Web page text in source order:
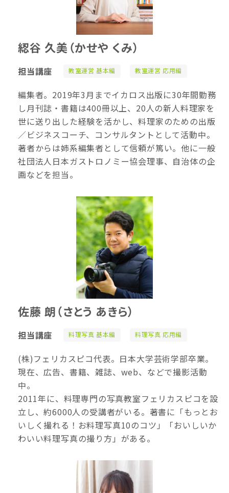
綛谷 久美 （かせや くみ）
担当講座 教室運営 基本編 教室運営 応用編
編集者。2019年3月までイカロス出版に30年間勤務
し月刊誌・書籍は400冊以上、20人の新人料理家を
世に送り出した経験を活かし、料理家のための出版
／ビジネスコーチ、コンサルタントとして活動中。
著者からは姉系編集者として信頼が篤い。他に一般
社団法人日本ガストロノミー協会理事、自治体の企
画などを担当。
佐藤 朗（さとう あきら）
担当講座 料理写真 基本編 料理写真 応用編
(株)フェリカスピコ代表。日本大学芸術学部卒業。
現在、広告、書籍、雑誌、web、などで撮影活動
中。
2011年に、料理専門の写真教室フェリカスピコを設
立し、約6000人の受講者がいる。著書に「もっとお
いしく撮れる！お料理写真10のコツ」「おいしいか
わいい料理写真の撮り方」がある。